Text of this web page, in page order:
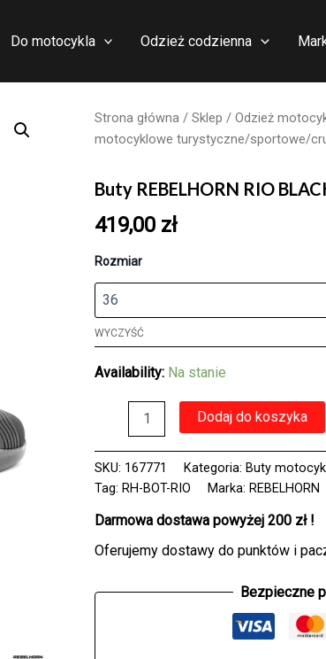
Do motocykla Odzież codzienna
Strona główna / Sklep / Odzież
motocyklowe turystyczne/sportowe/
Buty REBELHORN RIO
419,00 zł
Rozmiar
WYCZYŚĆ
Availability: Na stanie
RIO
BLACK
MATT
Dodaj do koszyka
SKU: 167771 Kategoria: Buty
Tag: RH-BOT-RIO Marka: REBELHORN
Darmowa dostawa powyżej 200 zł !
Oferujemy dostawy do punktów i
Bezpieczne